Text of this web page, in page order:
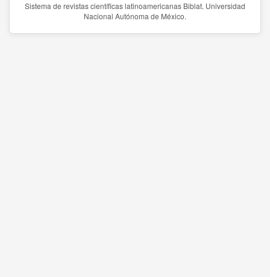
Sistema de revistas científicas latinoamericanas Biblat. Universidad
Nacional Autónoma de México.